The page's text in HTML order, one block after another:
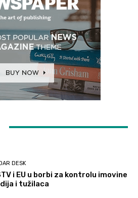
DESK
i EU u borbi za kontrolu imovine
i tužilaca